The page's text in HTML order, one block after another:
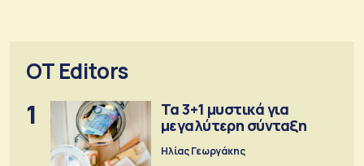
OT Editors
1
Τα 3+1 μυστικά για
μεγαλύτερη σύνταξη
Ηλίας Γεωργάκης